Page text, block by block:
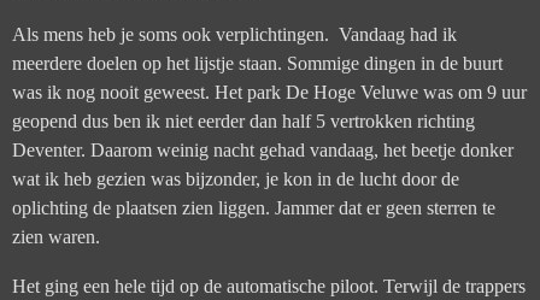
Als mens heb je soms ook verplichtingen. Vandaag had ik
meerdere doelen op het lijstje staan. Sommige dingen in de buurt
was ik nog nooit geweest. Het park De Hoge Veluwe was om 9 uur
geopend dus ben ik niet eerder dan half 5 vertrokken richting
Deventer. Daarom weinig nacht gehad vandaag, het beetje donker
wat ik heb gezien was bijzonder, je kon in de lucht door de
oplichting de plaatsen zien liggen. Jammer dat er geen sterren te
zien waren.
Het ging een hele tijd op de automatische piloot. Terwijl de trappers